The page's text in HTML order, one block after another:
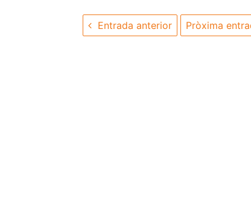
Entrada anterior Pròxima